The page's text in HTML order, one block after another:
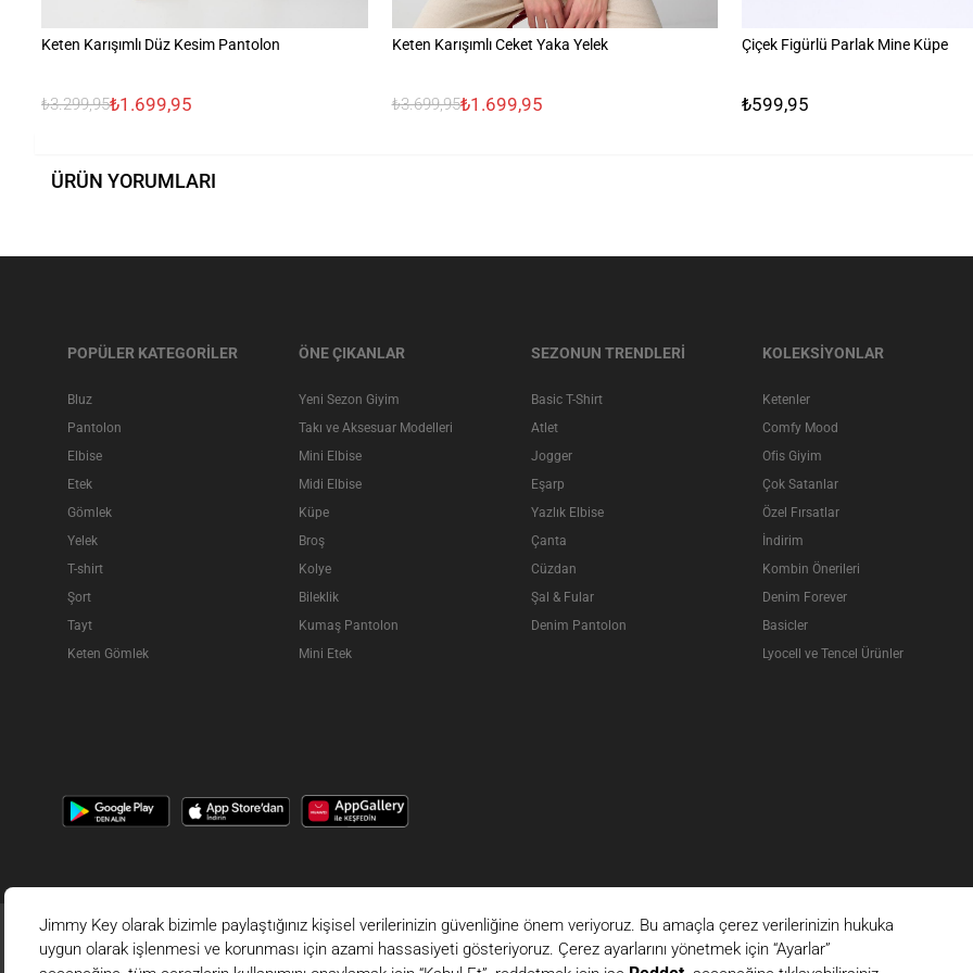
Keten Karışımlı Düz Kesim Pantolon
₺3.299,95₺1.699,95
Keten Karışımlı Ceket Yaka Yelek
₺3.699,95₺1.699,95
Çiçek Figürlü Parlak Mine Küpe
₺599,95
ÜRÜN YORUMLARI
POPÜLER KATEGORİLER
Bluz
Pantolon
Elbise
Etek
Gömlek
Yelek
T-shirt
Şort
Tayt
Keten Gömlek
ÖNE ÇIKANLAR
Yeni Sezon Giyim
Takı ve Aksesuar Modelleri
Mini Elbise
Midi Elbise
Küpe
Broş
Kolye
Bileklik
Kumaş Pantolon
Mini Etek
SEZONUN TRENDLERİ
Basic T-Shirt
Atlet
Jogger
Eşarp
Yazlık Elbise
Çanta
Cüzdan
Şal & Fular
Denim Pantolon
KOLEKSİYONLAR
Ketenler
Comfy Mood
Ofis Giyim
Çok Satanlar
Özel Fırsatlar
İndirim
Kombin Önerileri
Denim Forever
Basicler
Lyocell ve Tencel Ürünler